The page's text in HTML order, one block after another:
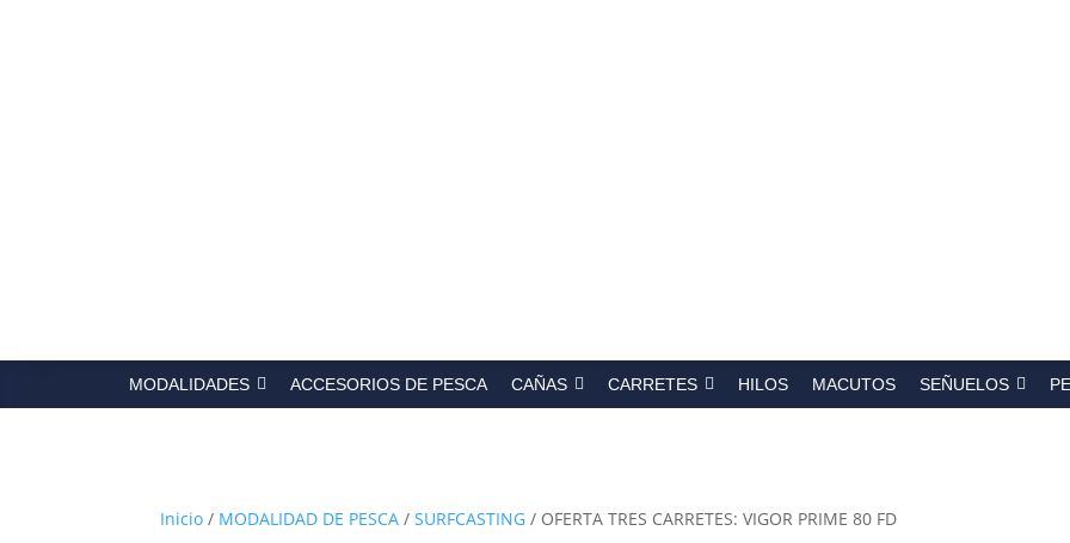
MODALIDADES ACCESORIOS DE PESCA CAÑAS CARRETES HILOS MACUTOS SEÑUELOS
Inicio / MODALIDAD DE PESCA /SURFCASTING / OFERTA TRES CARRETES: VIGOR PRIME 80 FD